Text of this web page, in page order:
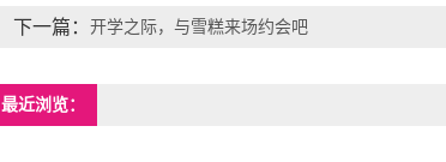
下一篇： 开学之际，与雪糕来场约会吧
最近浏览：